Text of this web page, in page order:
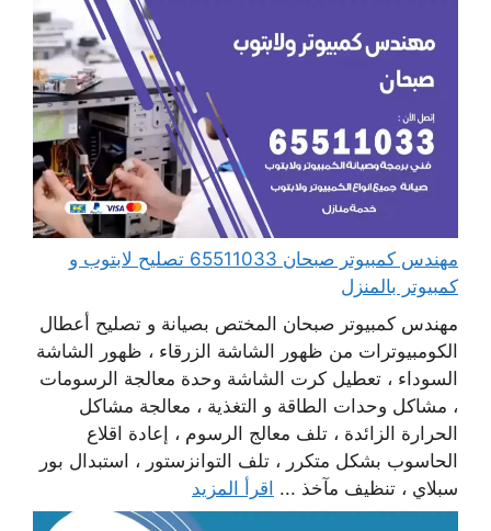
مهندس كمبيوتر صبحان 65511033 تصليح لابتوب و
كمبيوتر بالمنزل
مهندس كمبيوتر صبحان المختص بصيانة و تصليح أعطال
الكومبيوترات من ظهور الشاشة الزرقاء ، ظهور الشاشة
السوداء ، تعطيل كرت الشاشة وحدة معالجة الرسومات
، مشاكل وحدات الطاقة و التغذية ، معالجة مشاكل
الحرارة الزائدة ، تلف معالج الرسوم ، إعادة اقلاع
الحاسوب بشكل متكرر ، تلف التوانزستور ، استبدال بور
سبلاي ، تنظيف مآخذ ... اقرأ المزيد